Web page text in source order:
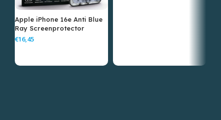
Apple iPhone 16e Anti Blue
Ray Screenprotector
€